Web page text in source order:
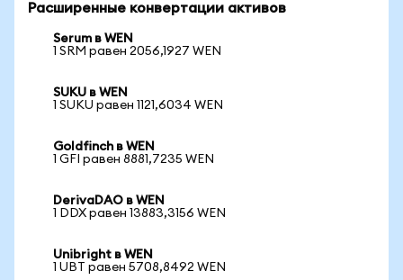
Расширенные конвертации активов
Serum в WEN
1 SRM равен 2056,1927 WEN
SUKU в WEN
1 SUKU равен 1121,6034 WEN
Goldfinch в WEN
1 GFI равен 8881,7235 WEN
DerivaDAO в WEN
1 DDX равен 13883,3156 WEN
Unibright в WEN
1 UBT равен 5708,8492 WEN